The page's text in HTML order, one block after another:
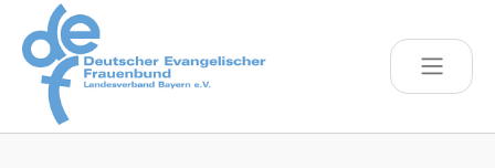
Skip to main content